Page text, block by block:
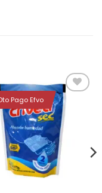
Añadir
lista de
deseos
Pago Efvo